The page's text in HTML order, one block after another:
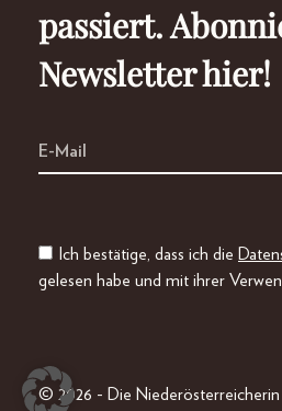
passiert.
Newsletter hier!
Ich bestätige, dass ich die
gelesen habe und mit ihrer
© 2026 - Die Niederösterreicherin